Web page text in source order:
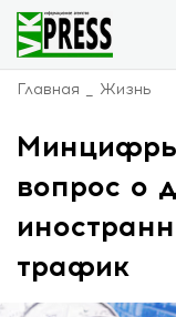
Главная Жизнь
вопрос о
трафик